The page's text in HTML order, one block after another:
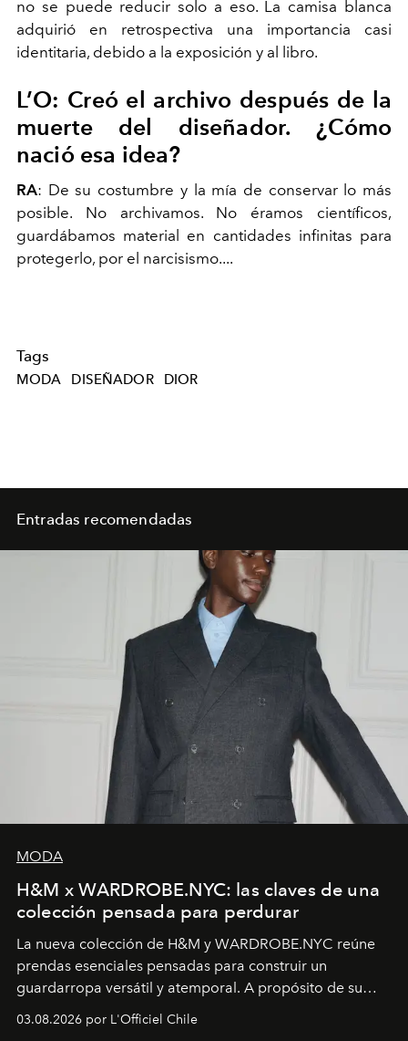
no se puede reducir solo a eso. La camisa blanca
adquirió en retrospectiva una importancia casi
identitaria, debido a la exposición y al libro.
L’O: Creó el archivo después de la
muerte del diseñador. ¿Cómo
nació esa idea?
RA: De su costumbre y la mía de conservar lo más
posible. No archivamos. No éramos científicos,
guardábamos material en cantidades infinitas para
protegerlo, por el narcisismo....
Tags
MODA DISEÑADOR DIOR
Entradas recomendadas
MODA
H&M x WARDROBE.NYC: las claves de una
colección pensada para perdurar
La nueva colección de H&M y WARDROBE.NYC reúne
prendas esenciales pensadas para construir un
guardarropa versátil y atemporal. A propósito de su
la asesora creativa y jefa de diseño global de la marca
03.08.2026 por L'Officiel Chile